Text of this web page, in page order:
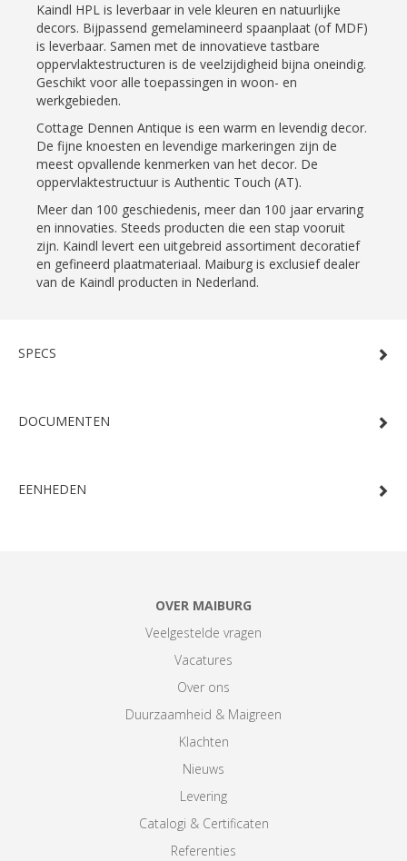
Kaindl HPL is leverbaar in vele kleuren en natuurlijke
decors. Bijpassend gemelamineerd spaanplaat (of MDF)
is leverbaar. Samen met de innovatieve tastbare
oppervlaktestructuren is de veelzijdigheid bijna oneindig.
Geschikt voor alle toepassingen in woon- en
werkgebieden.
Cottage Dennen Antique is een warm en levendig decor.
De fijne knoesten en levendige markeringen zijn de
meest opvallende kenmerken van het decor. De
oppervlaktestructuur is Authentic Touch (AT).
Meer dan 100 geschiedenis, meer dan 100 jaar ervaring
en innovaties. Steeds producten die een stap vooruit
zijn. Kaindl levert een uitgebreid assortiment decoratief
en gefineerd plaatmateriaal. Maiburg is exclusief dealer
van de Kaindl producten in Nederland.
SPECS
DOCUMENTEN
EENHEDEN
OVER MAIBURG
Veelgestelde vragen
Vacatures
Over ons
Duurzaamheid & Maigreen
Klachten
Nieuws
Levering
Catalogi & Certificaten
Referenties